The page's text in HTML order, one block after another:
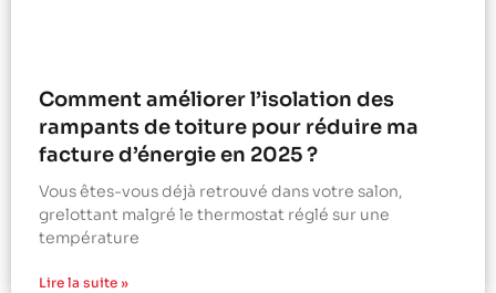
Comment améliorer l’isolation des
rampants de toiture pour réduire ma
facture d’énergie en 2025 ?
Vous êtes-vous déjà retrouvé dans votre salon,
grelottant malgré le thermostat réglé sur une
température
Lire la suite »